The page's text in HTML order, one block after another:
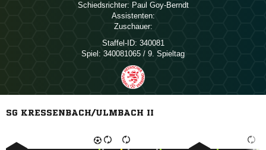
Schiedsrichter:  
Assistenten:
Zuschauer:
Staffel-ID: 340081
Spiel: 340081065 / 9. Spieltag
SG KRESSENBACH/ULMBACH II